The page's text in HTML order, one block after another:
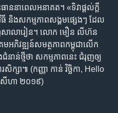
ាន​នា​ពេល​អនាគត។​ «ទិវា​ផ្តល់​ក្តី​
ធី និង​សកម្មភាព​សង្គម​ផ្សេងៗ ដែល​
ញ់​សាលារៀន​​។ លោក មឿន លីហ៊ន
អភិវឌ្ឍន៍​សមត្ថភាព​កម្ពុជា​លើក​
ាន់​ថ្មី​ថា សកម្មភាព​នេះ ជំរុញ​ឲ្យ​
សា៕ (កញ្ញា កាន់ វិច្ឆិកា, Hello
សីហា ២០១៩)